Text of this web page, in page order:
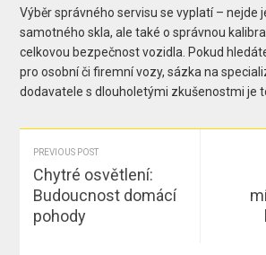
Výběr správného servisu se vyplatí – nejde
samotného skla, ale také o správnou
celkovou bezpečnost vozidla. Pokud
pro osobní či firemní vozy, sázka na
dodavatele s dlouholetými zkušenostmi je
PREVIOUS POST
Chytré osvětlení:
Budoucnost domácí
pohody